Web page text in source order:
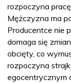
rozpoczyna
Mężczyzna ma
Producentce nie
domaga się
obcięty, co
rozpoczyna
egocentrycznym